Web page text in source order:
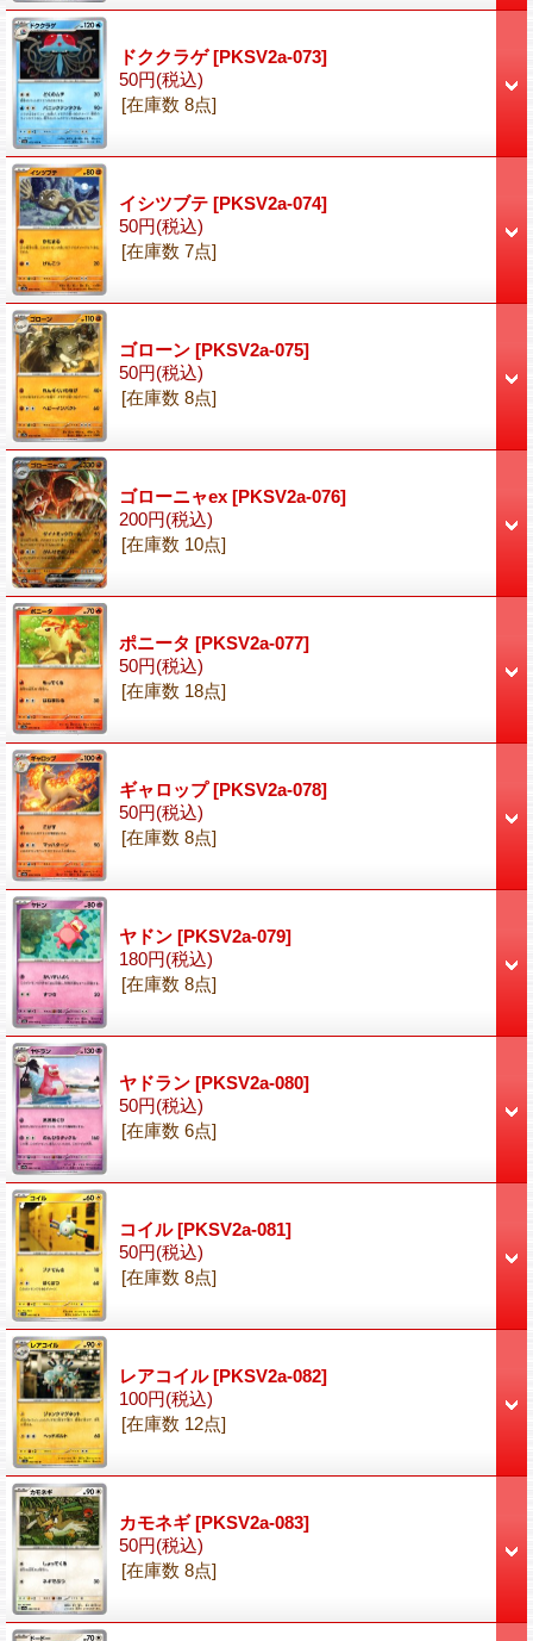
ドククラゲ[PKSV2a-073]
50円(税込)
[在庫数 8点]
イシツブテ [PKSV2a-074]
50円(税込)
[在庫数 7点]
ゴローン [PKSV2a-075]
50円(税込)
[在庫数 8点]
ゴローニャex [PKSV2a-076]
200円(税込)
[在庫数 10点]
ポニータ [PKSV2a-077]
50円(税込)
[在庫数 18点]
ギャロップ[PKSV2a-078]
50円(税込)
[在庫数 8点]
ヤドン [PKSV2a-079]
180円(税込)
[在庫数 8点]
ヤドラン [PKSV2a-080]
50円(税込)
[在庫数 6点]
コイル[PKSV2a-081]
50円(税込)
[在庫数 8点]
レアコイル[PKSV2a-082]
100円(税込)
[在庫数 12点]
カモネギ[PKSV2a-083]
50円(税込)
[在庫数 8点]